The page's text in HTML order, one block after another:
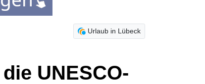
Urlaub in Lübeck
UNESCO-